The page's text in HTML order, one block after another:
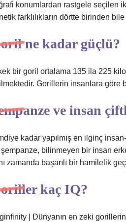
konumlardan rastgele seçilen
farklılıkların dörtte birinden
ne kadar güçlü?
bir goril ortalama 135 ila 225
Gorillerin insanlara göre
ve insan
kadar yapılmış en ilginç
şempanze, bilinmeyen bir insan
zamanda başarılı bir hamilelik
kaç IQ?
| Dünyanın en zeki